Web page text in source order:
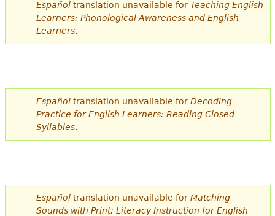
Españoltranslation unavailable for Teaching English
Learners: Phonological Awareness and English
Learners.
Españoltranslation unavailable for Decoding
Practice for English Learners: Reading Closed
Syllables.
Españoltranslation unavailable for Matching
Sounds with Print: Literacy Instruction for English